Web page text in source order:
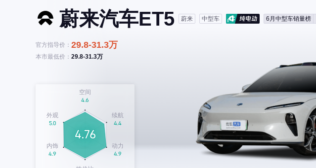
蔚来汽车ET5 蔚来 中型车 6月中型车销量榜
官方指导价： 29.8-31.3万
本市最低价： 29.8-31.3万